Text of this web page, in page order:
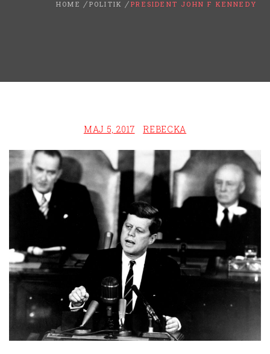
HOME POLITIK PRESIDENT JOHN F KENNEDY
MAJ 5, 2017 REBECKA